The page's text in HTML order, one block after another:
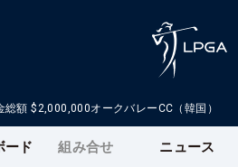
総額 $2,000,000オークバレーCC（韓国）
ード 組み合せ ニュース